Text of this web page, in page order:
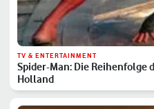
TV & ENTERTAINMENT
Spider-Man: Die Reihenfolge
Holland